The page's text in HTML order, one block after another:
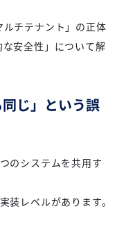
チテナント」の正体
安全性」について解
同じ」という誤
のシステムを共用す
装レベルがあります。